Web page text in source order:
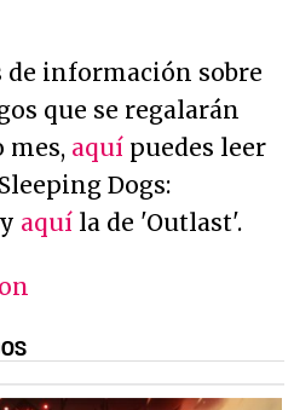
de información sobre
que se regalarán
mes, aquí puedes leer
Dogs:
aquí la de 'Outlast'.